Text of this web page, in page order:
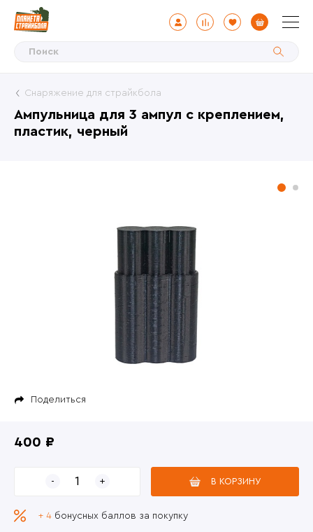
Ампульница для 3 ампул с креплением,
пластик, черный
Снаряжение для страйкбола
Поделиться
400 ₽
В КОРЗИНУ
+ 4 бонусных баллов за покупку